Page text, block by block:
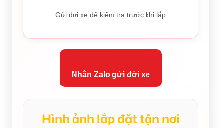
Gửi đời xe để kiểm tra trước khi lắp
Nhắn Zalo gửi đời xe
Hình ảnh lắp đặt tận nơi